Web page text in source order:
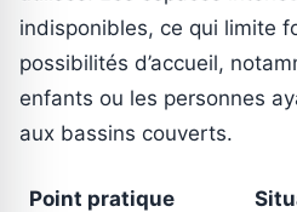
indisponibles, ce qui limite
possibilités d’accueil,
enfants ou les personnes
aux bassins couverts.
Point pratique